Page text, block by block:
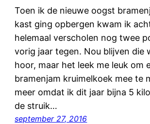
Toen ik de nieuwe oogst
kast ging opbergen kwam ik
helemaal verscholen nog twee
vorig jaar tegen. Nou blijven die
hoor, maar het leek me leuk om
bramenjam kruimelkoek mee te
meer omdat ik dit jaar bijna 5
de struik…
september 27, 2016